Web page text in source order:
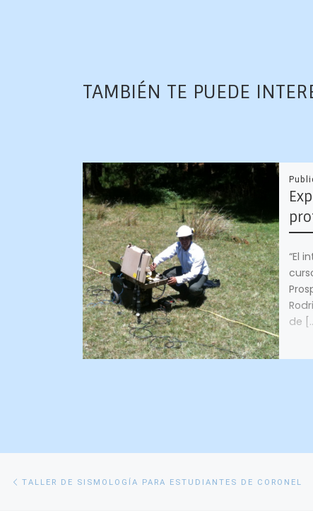
TAMBIÉN TE PUEDE
“El
de
Navegación
Entrada
TALLER DE SISMOLOGÍA PARA ESTUDIANTES DE CORONEL